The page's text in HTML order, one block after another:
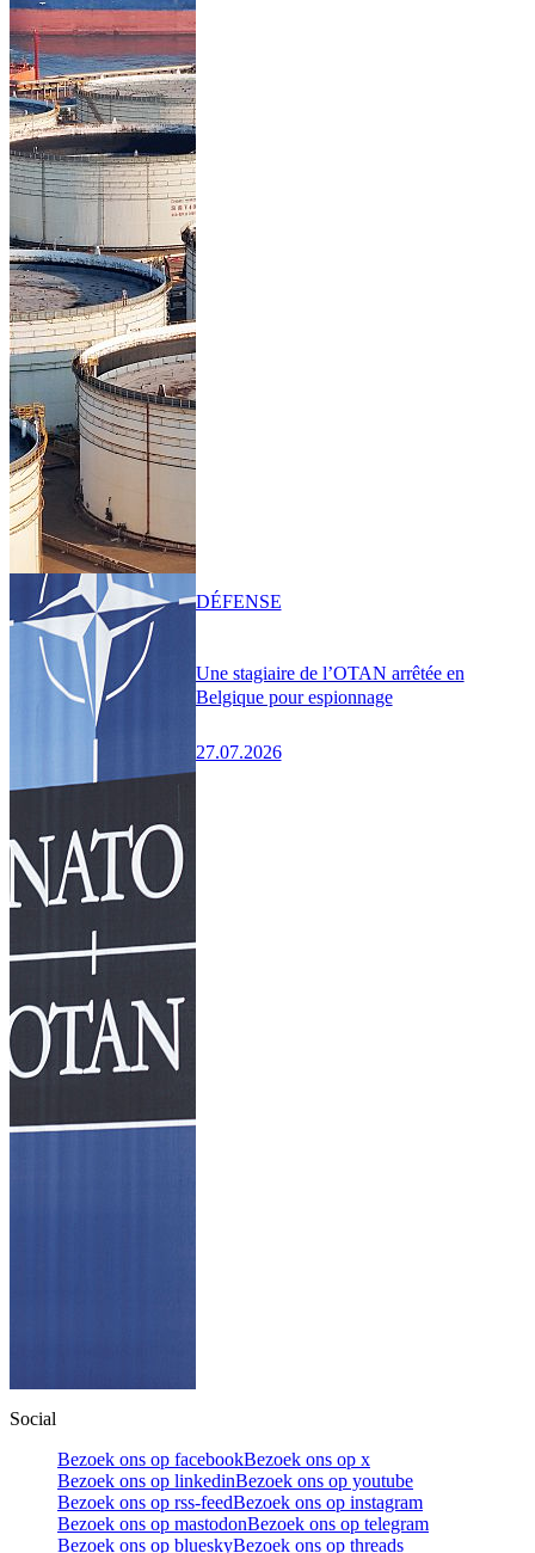
Une stagiaire de l’OTAN arrêtée en
Belgique pour espionnage
27.07.2026
DÉFENSE
Social
Bezoek ons op facebookBezoek ons op x
Bezoek ons op linkedinBezoek ons op youtube
Bezoek ons op rss-feedBezoek ons op instagram
Bezoek ons op mastodonBezoek ons op telegram
Bezoek ons op blueskyBezoek ons op threads